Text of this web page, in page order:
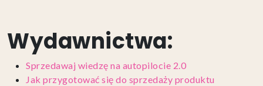
Wydawnictwa:
Sprzedawaj wiedzę na autopilocie 2.0
Jak przygotować się do sprzedaży produktu